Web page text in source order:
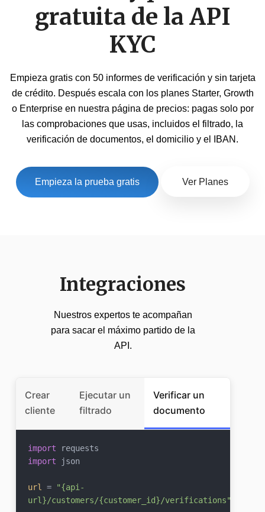
gratuita de la API
KYC
Empieza gratis con 50 informes de verificación y sin tarjeta
de crédito. Después escala con los planes Starter, Growth
o Enterprise en nuestra página de precios: pagas solo por
las comprobaciones que usas, incluidos el filtrado, la
verificación de documentos, el domicilio y el IBAN.
Empieza la prueba gratis Ver Planes
Integraciones
Nuestros expertos te acompañan
para sacar el máximo partido de la
API.
Crear
cliente
Ejecutar un
filtrado
Verificar un
documento
import
import json
url =
"{api-
url}/customers/{customer_id}/verifications"